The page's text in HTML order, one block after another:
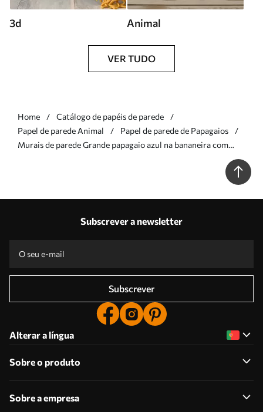
3d Animal
VER TUDO
Home
Catálogo de papéis de parede
Papel de parede Animal
Papel de parede de Papagaios
Murais de parede Grande papagaio azul na bananeira com
Subscrever a newsletter
Subscrever
Alterar a língua
Sobre o produto
Sobre a empresa